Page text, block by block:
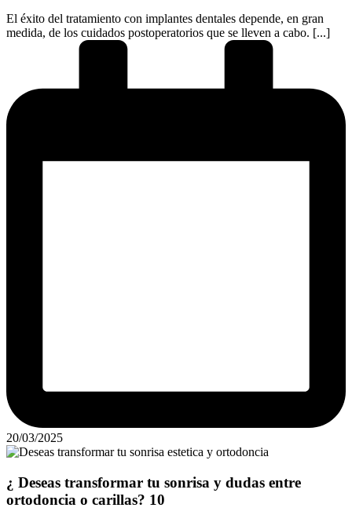
El éxito del tratamiento con implantes dentales depende, en gran
medida, de los cuidados postoperatorios que se lleven a cabo. [...]
20/03/2025
¿ Deseas transformar tu sonrisa y dudas entre
ortodoncia o carillas? 10